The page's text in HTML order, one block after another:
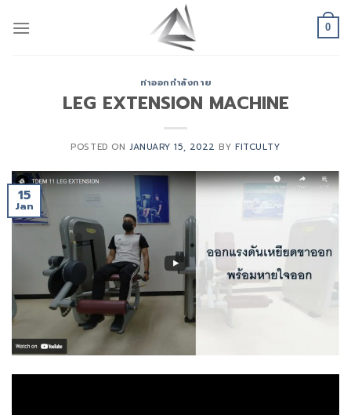
0
ท่าออกกำลังกาย
LEG EXTENSION MACHINE
POSTED ON JANUARY 15, 2022 BYFITCULTY
15
Jan